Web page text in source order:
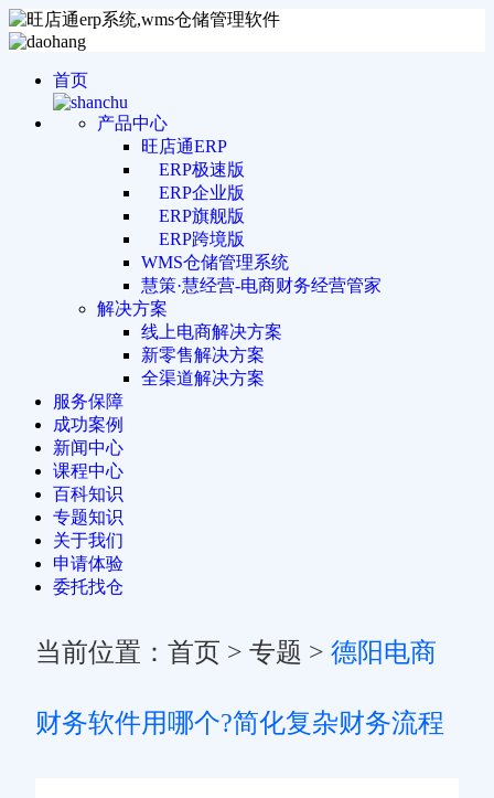
首页
产品中心
旺店通ERP
ERP极速版
ERP企业版
ERP旗舰版
ERP跨境版
WMS仓储管理系统
慧策·慧经营-电商财务经营管家
解决方案
线上电商解决方案
新零售解决方案
全渠道解决方案
服务保障
成功案例
新闻中心
课程中心
百科知识
专题知识
关于我们
申请体验
委托找仓
当前位置： 首页 > 专题 > 德阳电商
财务软件用哪个?简化复杂财务流程